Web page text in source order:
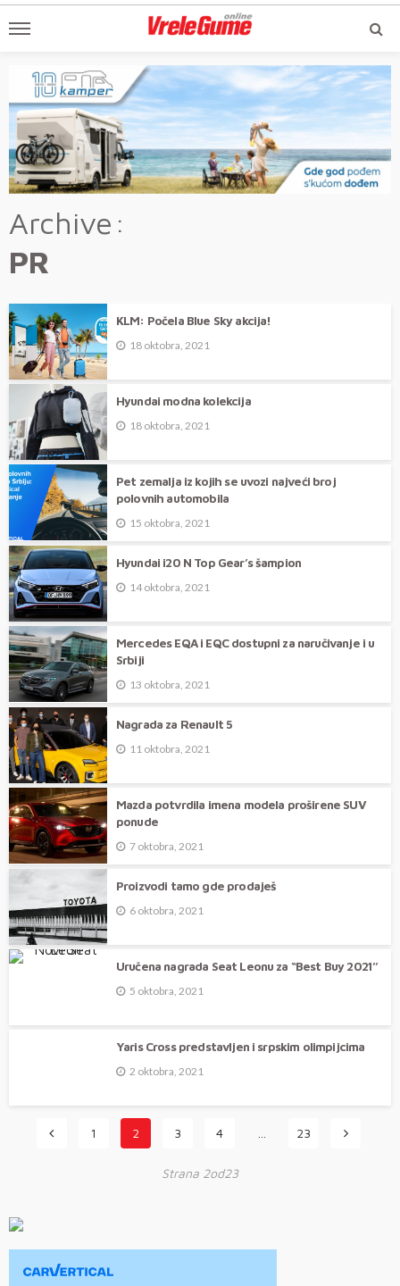
Archive
PR
KLM: Počela Blue Sky akcija!
18 oktobra, 2021
Hyundai modna kolekcija
18 oktobra, 2021
Pet zemalja iz kojih se uvozi najveći broj
polovnih automobila
15 oktobra, 2021
Hyundai i20 N Top Gear’s šampion
14 oktobra, 2021
Mercedes EQA i EQC dostupni za naručivanje i u
Srbiji
13 oktobra, 2021
Nagrada za Renault 5
11 oktobra, 2021
Mazda potvrdila imena modela proširene SUV
ponude
7 oktobra, 2021
Proizvodi tamo gde prodaješ
6 oktobra, 2021
Uručena nagrada Seat Leonu za “Best Buy 2021’’
5 oktobra, 2021
Yaris Cross predstavljen i srpskim olimpijcima
2 oktobra, 2021
1 2 3 4 23
Strana 2od23